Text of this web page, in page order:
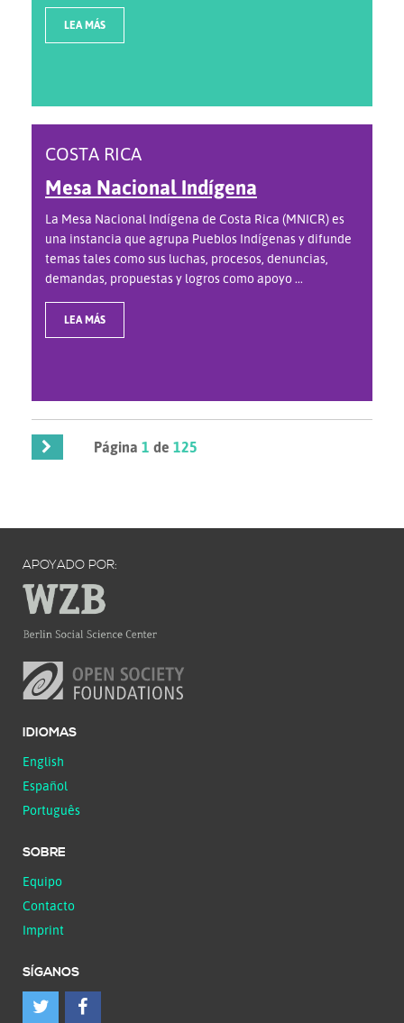
LEA MÁS
COSTA RICA
Mesa Nacional Indígena
La Mesa Nacional Indígena de Costa Rica (MNICR) es
una instancia que agrupa Pueblos Indígenas y difunde
temas tales como sus luchas, procesos, denuncias,
demandas, propuestas y logros como apoyo ...
LEA MÁS
Página1 de125
APOYADO POR:
IDIOMAS
English
Español
Português
SOBRE
Equipo
Contacto
Imprint
SÍGANOS